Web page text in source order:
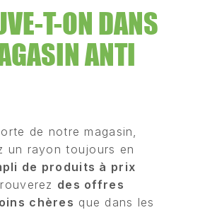
T-ON DANS
ANTI
de notre magasin,
un rayon toujours en
de produits à prix
des offres
chères que dans les